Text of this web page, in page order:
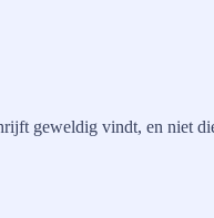
geweldig vindt, en niet